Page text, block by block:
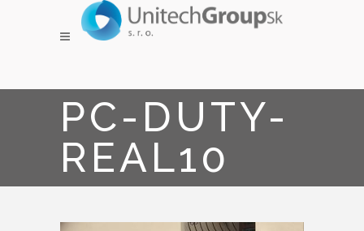
PC-DUTY-
REAL10